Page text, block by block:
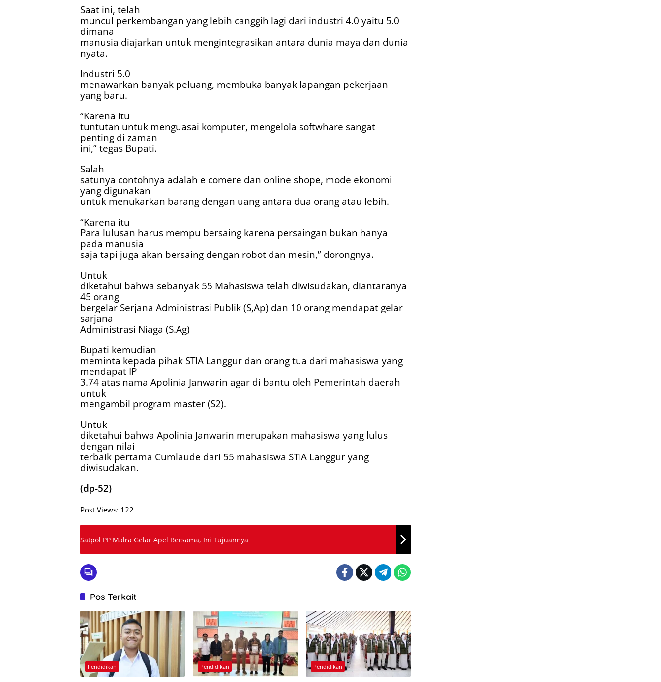
Saat ini, telah
muncul perkembangan yang lebih canggih lagi dari industri 4.0 yaitu 5.0
dimana
manusia diajarkan untuk mengintegrasikan antara dunia maya dan dunia
nyata.
Industri 5.0
menawarkan banyak peluang, membuka banyak lapangan pekerjaan
yang baru.
“Karena itu
tuntutan untuk menguasai komputer, mengelola softwhare sangat
penting di zaman
ini,” tegas Bupati.
Salah
satunya contohnya adalah e comere dan online shope, mode ekonomi
yang digunakan
untuk menukarkan barang dengan uang antara dua orang atau lebih.
“Karena itu
Para lulusan harus mempu bersaing karena persaingan bukan hanya
pada manusia
saja tapi juga akan bersaing dengan robot dan mesin,” dorongnya.
Untuk
diketahui bahwa sebanyak 55 Mahasiswa telah diwisudakan, diantaranya
45 orang
bergelar Serjana Administrasi Publik (S,Ap) dan 10 orang mendapat gelar
sarjana
Administrasi Niaga (S.Ag)
Bupati kemudian
meminta kepada pihak STIA Langgur dan orang tua dari mahasiswa yang
mendapat IP
3.74 atas nama Apolinia Janwarin agar di bantu oleh Pemerintah daerah
untuk
mengambil program master (S2).
Untuk
diketahui bahwa Apolinia Janwarin merupakan mahasiswa yang lulus
dengan nilai
terbaik pertama Cumlaude dari 55 mahasiswa STIA Langgur yang
diwisudakan.
(dp-52)
Post Views: 122
Satpol PP Malra Gelar Apel Bersama, Ini Tujuannya
Pos Terkait
Pendidikan Pendidikan Pendidikan